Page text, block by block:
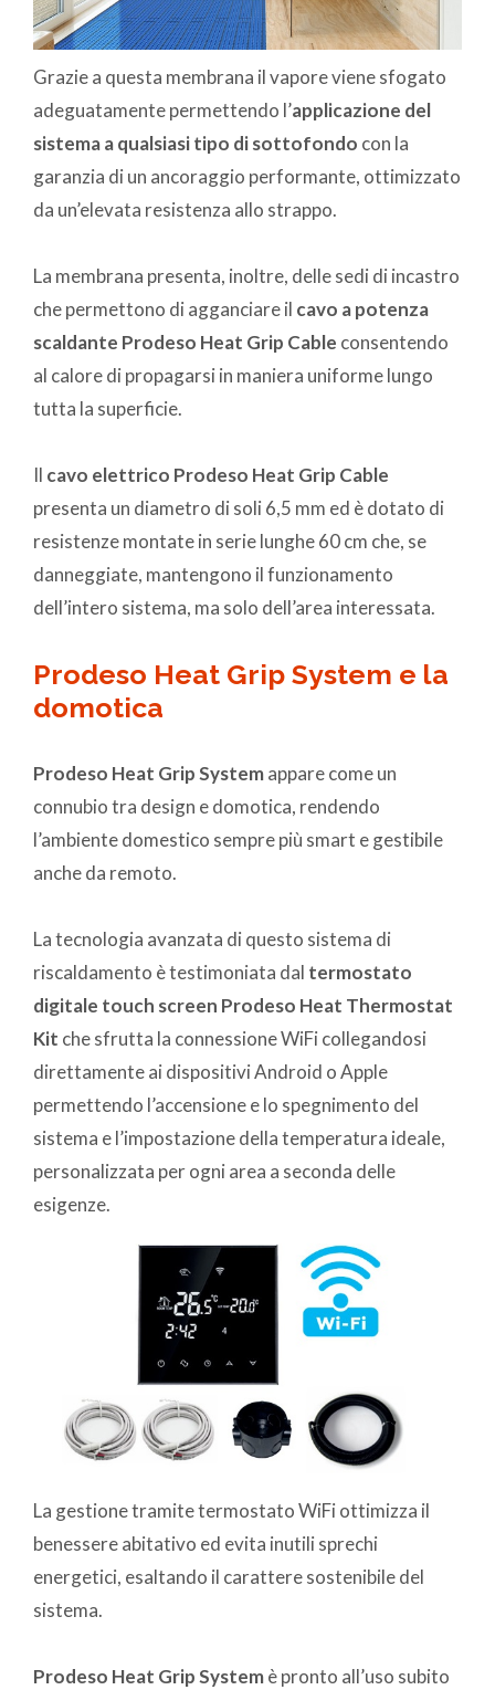
Grazie a questa membrana il vapore viene sfogato
adeguatamente permettendo l’applicazione del
sistema a qualsiasi tipo di sottofondo con la
garanzia di un ancoraggio performante, ottimizzato
da un’elevata resistenza allo strappo.
La membrana presenta, inoltre, delle sedi di incastro
che permettono di agganciare il cavo a potenza
scaldante Prodeso Heat Grip Cable consentendo
al calore di propagarsi in maniera uniforme lungo
tutta la superficie.
Il cavo elettrico Prodeso Heat Grip Cable
presenta un diametro di soli 6,5 mm ed è dotato di
resistenze montate in serie lunghe 60 cm che, se
danneggiate, mantengono il funzionamento
dell’intero sistema, ma solo dell’area interessata.
Prodeso Heat Grip System e la
domotica
Prodeso Heat Grip Systemappare come un
connubio tra design e domotica, rendendo
l’ambiente domestico sempre più smart e gestibile
anche da remoto.
La tecnologia avanzata di questo sistema di
riscaldamento è testimoniata dal termostato
digitale touch screen Prodeso Heat Thermostat
Kit che sfrutta la connessione WiFi collegandosi
direttamente ai dispositivi Android o Apple
permettendo l’accensione e lo spegnimento del
sistema e l’impostazione della temperatura ideale,
personalizzata per ogni area a seconda delle
esigenze.
La gestione tramite termostato WiFi ottimizza il
benessere abitativo ed evita inutili sprechi
energetici, esaltando il carattere sostenibile del
sistema.
Prodeso Heat Grip Systemè pronto all’uso subito